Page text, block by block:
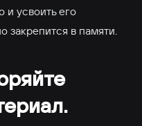
и усвоить его
закрепится в памяти.